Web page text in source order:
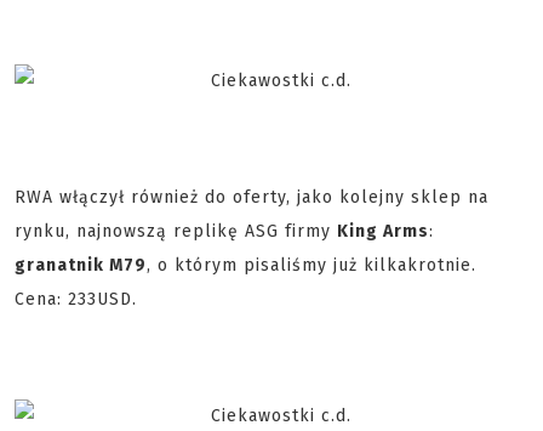
RWA włączył również do oferty, jako kolejny sklep na
rynku, najnowszą replikę ASG firmy King Arms:
granatnik M79, o którym pisaliśmy już kilkakrotnie.
Cena: 233USD.